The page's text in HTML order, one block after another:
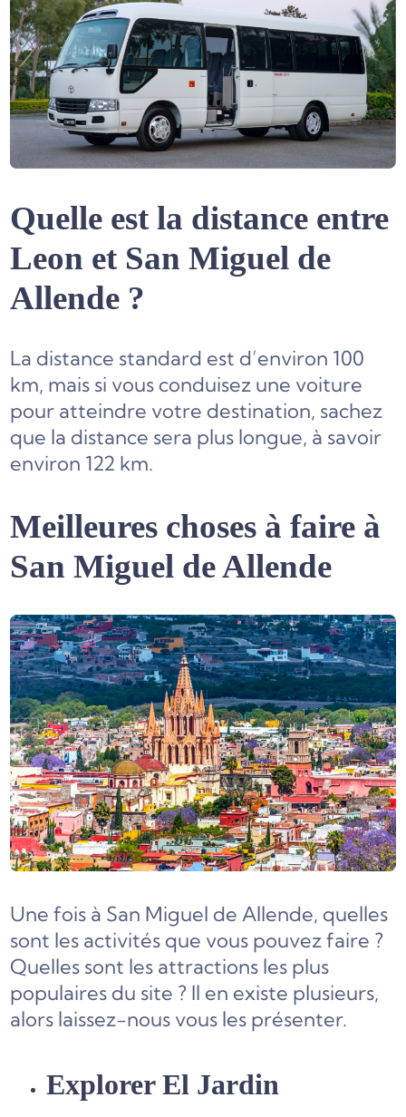
Quelle est la distance entre
Leon et San Miguel de
Allende ?
La distance standard est d’environ 100
km, mais si vous conduisez une voiture
pour atteindre votre destination, sachez
que la distance sera plus longue, à savoir
environ 122 km.
Meilleures choses à faire à
San Miguel de Allende
Une fois à San Miguel de Allende, quelles
sont les activités que vous pouvez faire ?
Quelles sont les attractions les plus
populaires du site ? Il en existe plusieurs,
alors laissez-nous vous les présenter.
Explorer El Jardin